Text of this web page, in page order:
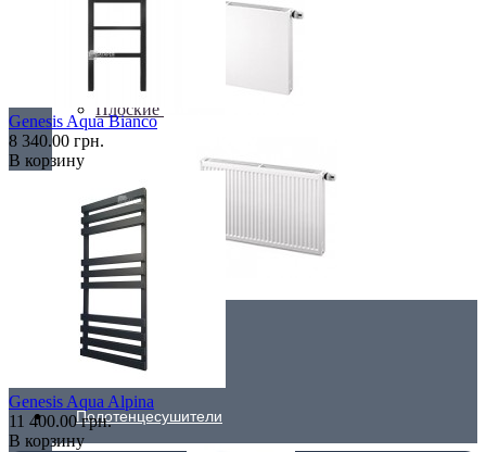
Плоские
Профильные
Чугунные радиаторы
Полотенцесушители
Genesis Aqua Bianco
8 340.00 грн.
В корзину
Genesis Aqua Alpina
11 400.00 грн.
В корзину